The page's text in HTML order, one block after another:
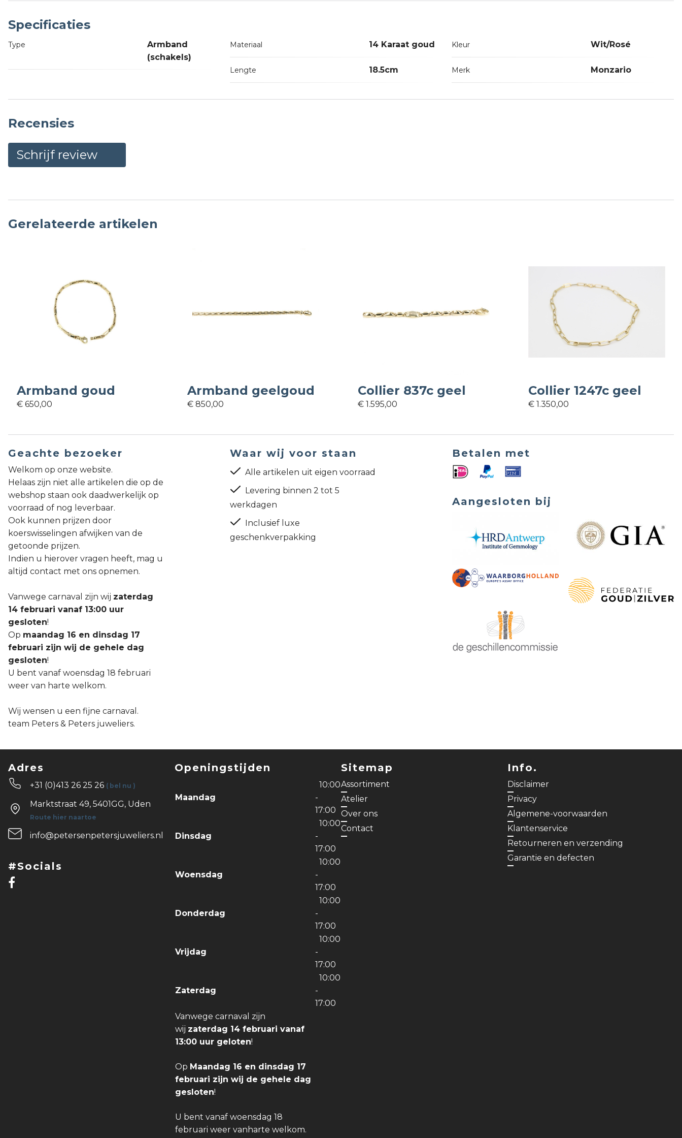
Specificaties
Type
Armband
(schakels)
Materiaal 14 Karaat goud Kleur Wit/Rosé
Lengte 18.5cm Merk Monzario
Recensies
Schrijf review
Gerelateerde artikelen
Armband goud
€ 650,00
Armband geelgoud
€ 850,00
Collier 837c geel
€ 1.595,00
Collier 1247c geel
€ 1.350,00
Geachte bezoeker
Welkom op onze website.
Helaas zijn niet alle artikelen die op de
webshop staan ook daadwerkelijk op
voorraad of nog leverbaar.
Ook kunnen prijzen door
koerswisselingen afwijken van de
getoonde prijzen.
Indien u hierover vragen heeft, mag u
altijd contact met ons opnemen.
Vanwege carnaval zijn wij zaterdag
14 februari vanaf 13:00 uur
gesloten!
Op maandag 16 en dinsdag 17
februari zijn wij de gehele dag
gesloten!
U bent vanaf woensdag 18 februari
weer van harte welkom.
Wij wensen u een fijne carnaval.
team Peters & Peters juweliers.
Waar wij voor staan
Alle artikelen uit eigen voorraad
Levering binnen 2 tot 5
werkdagen
Inclusief luxe
geschenkverpakking
Betalen met
Aangesloten bij
Adres
+31 (0)413 26 25 26 ( bel nu )
Marktstraat 49, 5401GG, Uden
Route hier naartoe
info@petersenpetersjuweliers.nl
#Socials
Openingstijden
Maandag
10:00
-
17:00
Dinsdag
10:00
-
17:00
Woensdag
10:00
-
17:00
Donderdag
10:00
-
17:00
Vrijdag
10:00
-
17:00
Zaterdag
10:00
-
17:00
Vanwege carnaval zijn
wij zaterdag 14 februari vanaf
13:00 uur geloten!
Op Maandag 16 en dinsdag 17
februari zijn wij de gehele dag
gesloten!
U bent vanaf woensdag 18
februari weer vanharte welkom.
Sitemap
Assortiment
Atelier
Over ons
Contact
Info.
Disclaimer
Privacy
Algemene-voorwaarden
Klantenservice
Retourneren en verzending
Garantie en defecten